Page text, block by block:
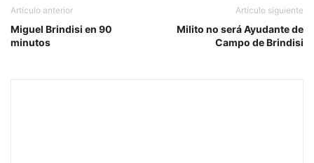
Artículo anterior
Miguel Brindisi en 90
minutos
Artículo siguiente
Milito no será Ayudante de
Campo de Brindisi